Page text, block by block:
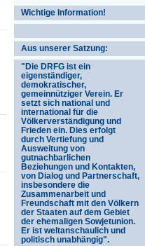
Wichtige Information!
Aus unserer Satzung:
"Die DRFG ist ein
eigenständiger,
demokratischer,
gemeinnütziger Verein. Er
setzt sich national und
international für die
Völkerverständigung und
Frieden ein. Dies erfolgt
durch Vertiefung und
Ausweitung von
gutnachbarlichen
Beziehungen und Kontakten,
von Dialog und Partnerschaft,
insbesondere die
Zusammenarbeit und
Freundschaft mit den Völkern
der Staaten auf dem Gebiet
der ehemaligen Sowjetunion.
Er ist weltanschaulich und
politisch unabhängig".